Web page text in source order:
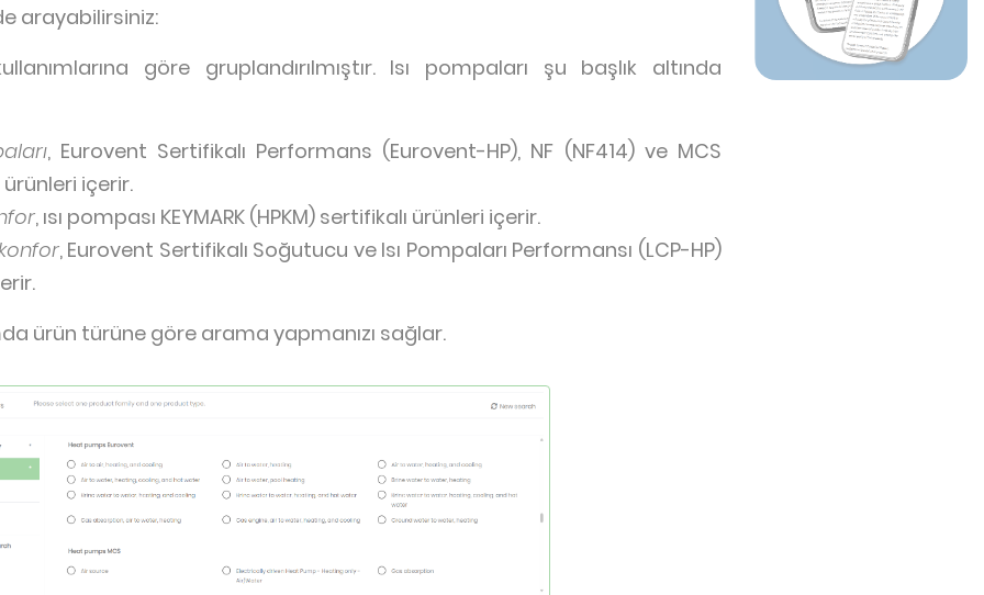
arayabilirsiniz:
göre gruplandırılmıştır. Isı pompaları şu başlık altında
, Eurovent Sertifikalı Performans (Eurovent-HP), NF (NF414) ve MCS
ürünleri içerir.
, ısı pompası KEYMARK (HPKM) sertifikalı ürünleri içerir.
, Eurovent Sertifikalı Soğutucu ve Isı Pompaları Performansı (LCP-HP)
ürün türüne göre arama yapmanızı sağlar.